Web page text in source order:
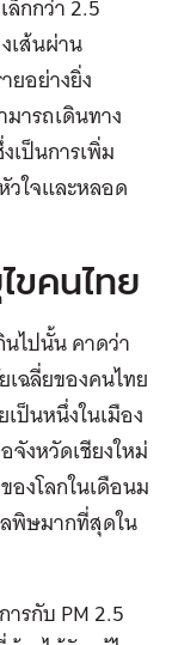
กกว่า 2.5
เส้นผ่าน
ยอย่างยิ่ง
ารถเดินทาง
เป็นการเพิ่ม
วใจและหลอด
ขคนไทย
ไปนั้น คาดว่า
ฉลี่ยของคนไทย
ป็นหนึ่งในเมือง
งหวัดเชียงใหม่
งโลกในเดือนม
พิษมากที่สุดใน
รกับ PM 2.5